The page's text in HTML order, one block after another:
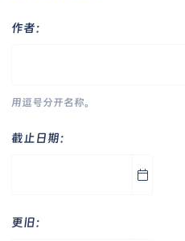
作者
用逗号分开名称。
截止日期
更旧